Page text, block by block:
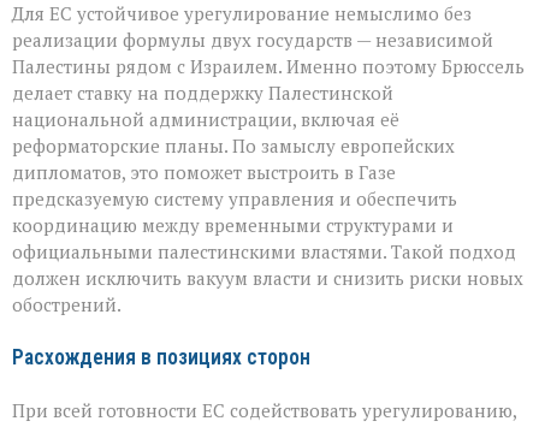
Для ЕС устойчивое урегулирование немыслимо без
реализации формулы двух государств — независимой
Палестины рядом с Израилем. Именно поэтому Брюссель
делает ставку на поддержку Палестинской
национальной администрации, включая её
реформаторские планы. По замыслу европейских
дипломатов, это поможет выстроить в Газе
предсказуемую систему управления и обеспечить
координацию между временными структурами и
официальными палестинскими властями. Такой подход
должен исключить вакуум власти и снизить риски новых
обострений.
Расхождения в позициях сторон
При всей готовности ЕС содействовать урегулированию,